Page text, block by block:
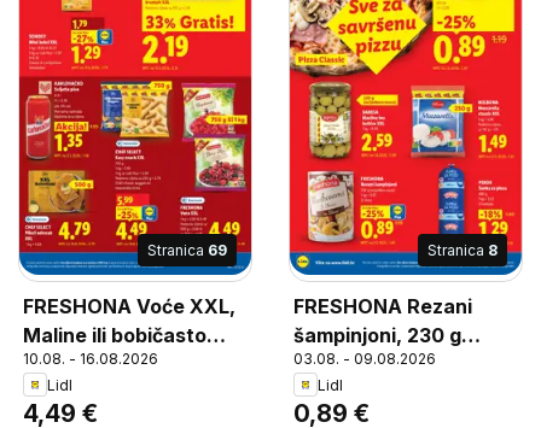
Stranica 69
FRESHONA Voće XXL,
Maline ili bobičasto
voće
10.08. - 16.08.2026
Lidl
4,49 €
Stranica 8
FRESHONA Rezani
šampinjoni, 230 g
(cijeđene mase)
03.08. - 09.08.2026
Lidl
0,89 €